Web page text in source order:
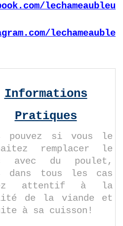
Informations
Pratiques
pouvez si vous le
remplacer le
avec du poulet,
dans tous les cas
attentif à la
de la viande et
à sa cuisson!